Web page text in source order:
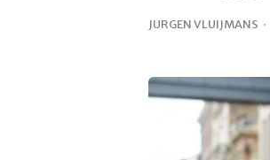
JURGEN VLUIJMANS ·